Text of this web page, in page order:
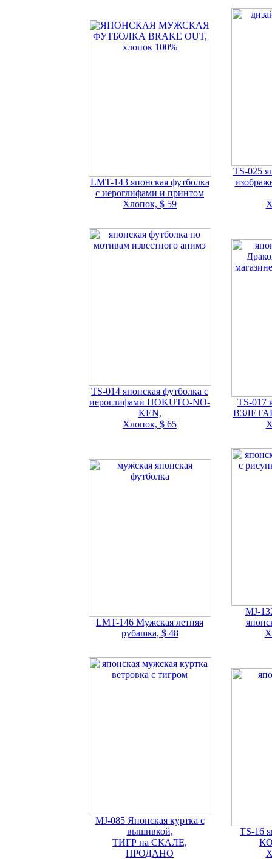
LMT-143 японская футболка
с иероглифами и принтом
Хлопок, $ 59
TS-025
TS-014 японская футболка с
иероглифами HOKUTO-NO-
KEN,
Хлопок, $ 65
TS-017
LMT-146 Мужская летняя
рубашка, $ 48
MJ-
MJ-085 Японская куртка с
вышивкой,
ТИГР на СКАЛЕ,
ПРОДАНО
TS-16